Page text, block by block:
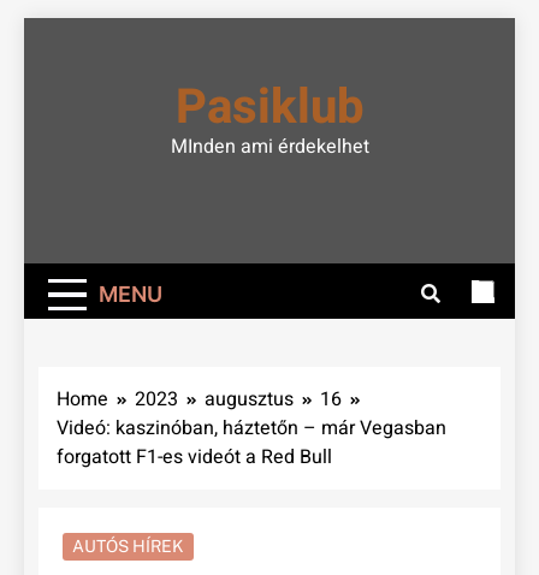
Pasiklub
MInden ami érdekelhet
MENU
Home 2023 augusztus
16
Videó: kaszinóban, háztetőn – már Vegasban
forgatott F1-es videót a Red Bull
AUTÓS HÍREK